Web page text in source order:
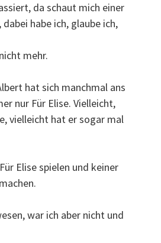
da schaut mich einer
habe ich, glaube ich,
mehr.
hat sich manchmal ans
nur Für Elise. Vielleicht,
vielleicht hat er sogar mal
Elise spielen und keiner
war ich aber nicht und